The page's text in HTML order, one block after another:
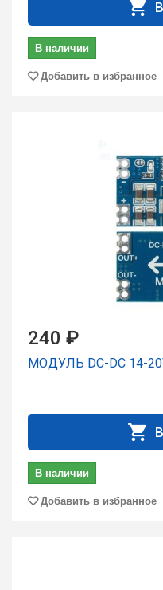
В наличии
Добавить в избранное
240 ₽
МОДУЛЬ DC-DC 14-
В наличии
Добавить в избранное